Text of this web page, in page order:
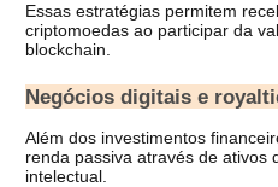
Essas estratégias permitem
criptomoedas ao participar da
blockchain.
Negócios digitais e
Além dos investimentos
renda passiva através de ativos
intelectual.